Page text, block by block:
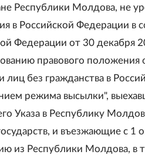
Республики Молдова, не
в Российской Федерации в
Федерации от 30 декабря
правового положения
лиц без гражданства в
режима высылки",
Указа в Республику
и въезжающие с 1
из Республики Молдова, в